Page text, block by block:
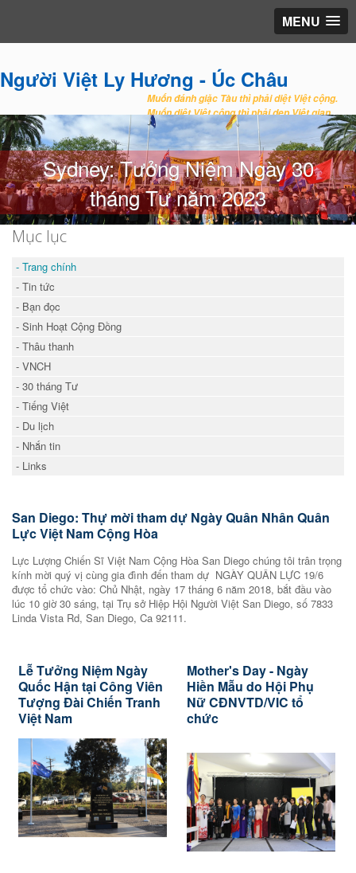
MENU
Người Việt Ly Hương - Úc Châu
Muốn đánh giặc Tàu thì phải diệt Việt cộng.
Muốn diệt Việt cộng thì phải dẹp Việt gian.
Sydney: Tưởng Niệm Ngày 30
tháng Tư năm 2023
Mục lục
- Trang chính
- Tin tức
- Bạn đọc
- Sinh Hoạt Cộng Đồng
- Thâu thanh
- VNCH
- 30 tháng Tư
- Tiếng Việt
- Du lịch
- Nhắn tin
- Links
San Diego: Thự mời tham dự Ngày Quân Nhân Quân
Lực Việt Nam Cộng Hòa
Lực Lượng Chiến Sĩ Việt Nam Cộng Hòa San Diego chúng tôi trân trọng
kính mời quý vị cùng gia đình đến tham dự NGÀY QUÂN LỰC 19/6
được tổ chức vào: Chủ Nhật, ngày 17 tháng 6 năm 2018, bắt đầu vào
lúc 10 giờ 30 sáng, tại Trụ sở Hiệp Hội Người Việt San Diego, số 7833
Linda Vista Rd, San Diego, Ca 92111.
Lễ Tưởng Niệm Ngày
Quốc Hận tại Công Viên
Tượng Đài Chiến Tranh
Việt Nam
Mother's Day - Ngày
Hiền Mẫu do Hội Phụ
Nữ CĐNVTD/VIC tổ
chức